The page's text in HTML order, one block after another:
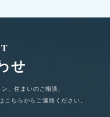
せ
、住まいのご相談、
こちらからご連絡ください。